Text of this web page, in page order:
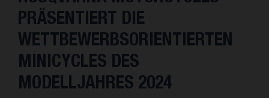
PRÄSENTIERT DIE
WETTBEWERBSORIENTIERTEN
MINICYCLES DES
MODELLJAHRES 2024